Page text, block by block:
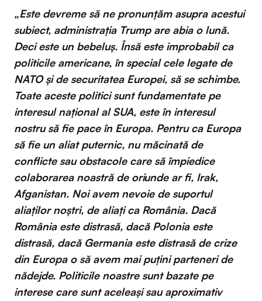
„Este devreme să ne pronunțăm asupra acestui
subiect, administrația Trump are abia o lună.
Deci este un bebeluș. Însă este improbabil ca
politicile americane, în special cele legate de
NATO și de securitatea Europei, să se schimbe.
Toate aceste politici sunt fundamentate pe
interesul național al SUA, este în interesul
nostru să fie pace în Europa. Pentru ca Europa
să fie un aliat puternic, nu măcinată de
conflicte sau obstacole care să împiedice
colaborarea noastră de oriunde ar fi, Irak,
Afganistan. Noi avem nevoie de suportul
aliaților noștri, de aliați ca România. Dacă
România este distrasă, dacă Polonia este
distrasă, dacă Germania este distrasă de crize
din Europa o să avem mai puțini parteneri de
nădejde. Politicile noastre sunt bazate pe
interese care sunt aceleași sau aproximativ